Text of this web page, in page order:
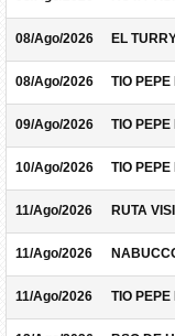
08/Ago/2026 EL
08/Ago/2026 TIO PEPE
09/Ago/2026 TIO PEPE
10/Ago/2026 TIO PEPE
11/Ago/2026 RUTA
11/Ago/2026
11/Ago/2026 TIO PEPE